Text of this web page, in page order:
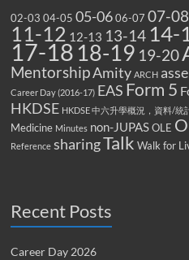
02-03 04-05 05-06 06-07 07-08
11-12 12-13 13-14 14-
17-18 18-19 19-20
MentorshipAmity ARCH
Career Day (2016-17) EAS Form 5
HKDSE HKDSE 中六升學概況，資料/統
Medicine Minutes non-JUPAS OLE
Reference sharingTalk Walk for
Recent Posts
Career Day 2026